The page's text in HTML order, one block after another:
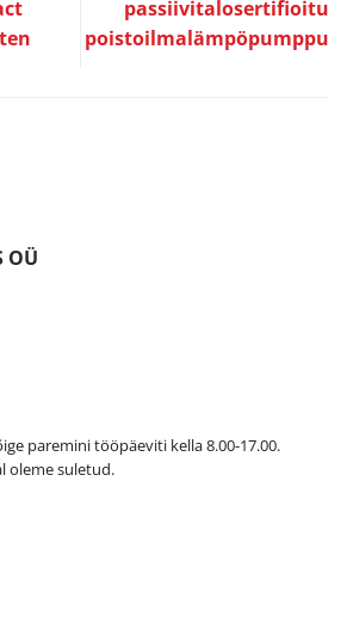
passiivitalosertifioitu
poistoilmalämpöpumppu
OÜ
paremini tööpäeviti kella 8.00-17.00.
oleme suletud.